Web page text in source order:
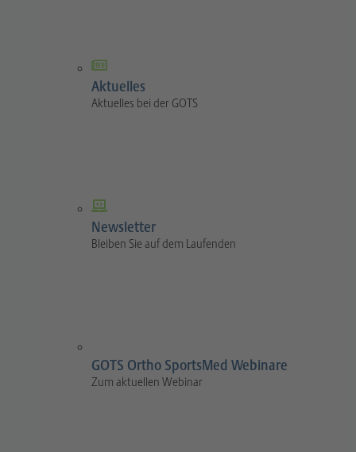
Aktuelles
Aktuelles bei der GOTS
Newsletter
Bleiben Sie auf dem Laufenden
GOTS Ortho SportsMed Webinare
Zum aktuellen Webinar